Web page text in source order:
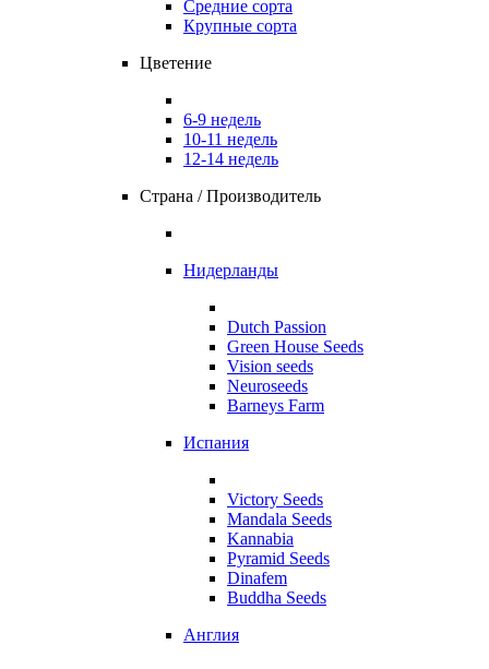
Средние сорта
Крупные сорта
Цветение
6-9 недель
10-11 недель
12-14 недель
Страна / Производитель
Нидерланды
Dutch Passion
Green House Seeds
Vision seeds
Neuroseeds
Barneys Farm
Испания
Victory Seeds
Mandala Seeds
Kannabia
Pyramid Seeds
Dinafem
Buddha Seeds
Англия